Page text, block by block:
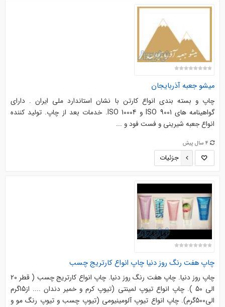
میشو جعبه آذربایجان
چاپ و بسته بندی انواع کارتن با نشان استاندارد ملی ایران . دارای
گواهینامه های ISO 9001 و ISO 10004. خدمات بعد از چاپ. تولید کننده
انواع جعبه شیرینی و فست فود و ...
4 سال پیش
جزئیات
چاپ هفت رنگ روز دنیا چاپ انواع کارتریج چسب
چاپ روز دنیا. چاپ هفت رنگ روز دنیا. چاپ انواع کارتریج چسب ( قطر 20
الی 50 ). چاپ انواع تیوپ لمینتی (تیوپ کرم و خمیر دندان .... از15گرم
الی500گرم). چاپ انواع تیوپ آلومینیومی (تیوپ چسب و تیوپ رنگ مو و